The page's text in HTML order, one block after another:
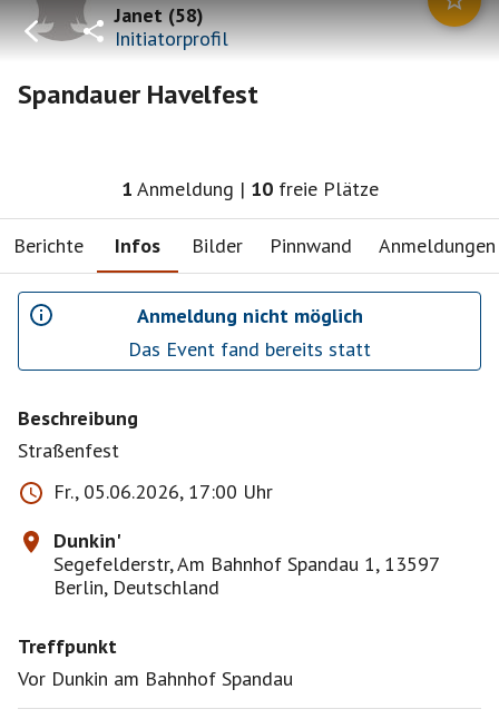
Janet(58)
Initiatorprofil
Spandauer Havelfest
1 Anmeldung | 10 freie Plätze
Berichte Infos Bilder Pinnwand Anmeldungen
Anmeldung nicht möglich
Das Event fand bereits statt
Beschreibung
Straßenfest
Fr., 05.06.2026, 17:00 Uhr
Dunkin'
Segefelderstr, Am Bahnhof Spandau 1, 13597
Berlin, Deutschland
Treffpunkt
Vor Dunkin am Bahnhof Spandau